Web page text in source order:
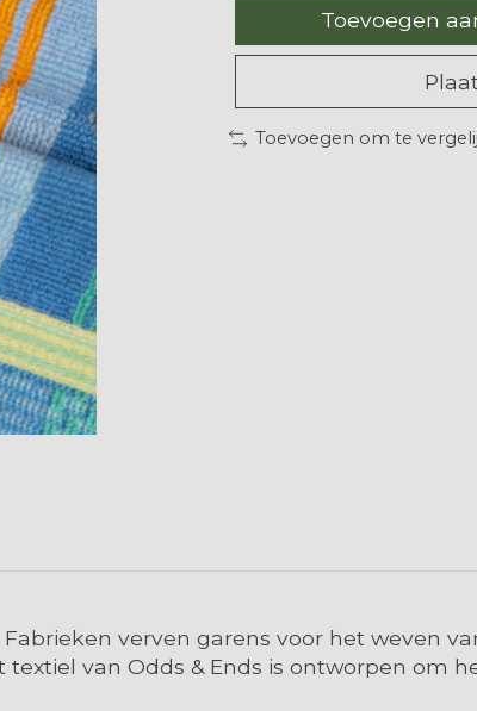
Toevoegen
Toevoegen om te
verven garens voor het weven
van Odds & Ends is ontworpen om